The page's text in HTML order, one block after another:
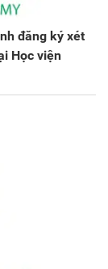
đăng ký xét
Học viện